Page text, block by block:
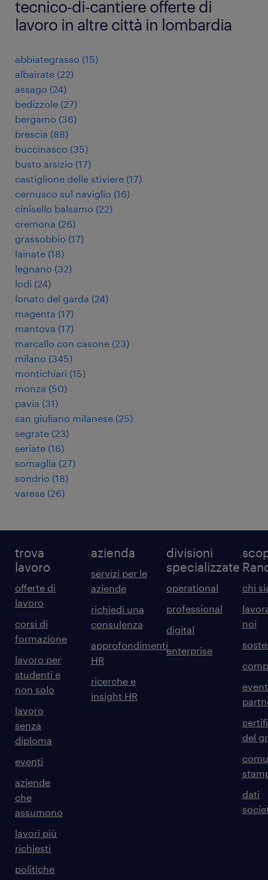
tecnico-di-cantiere offerte di
lavoro in altre città in lombardia
abbiategrasso (15)
albairate (22)
assago (24)
bedizzole (27)
bergamo (36)
brescia (88)
buccinasco (35)
busto arsizio (17)
castiglione delle stiviere (17)
cernusco sul naviglio (16)
cinisello balsamo (22)
cremona (26)
grassobbio (17)
lainate (18)
legnano (32)
lodi (24)
lonato del garda (24)
magenta (17)
mantova (17)
marcallo con casone (23)
milano (345)
montichiari (15)
monza (50)
pavia (31)
san giuliano milanese (25)
segrate (23)
seriate (16)
somaglia (27)
sondrio (18)
varese (26)
trova
lavoro
offerte di
lavoro
corsi di
formazione
lavoro per
studenti e
non solo
lavoro
senza
diploma
eventi
aziende
che
assumono
lavori più
richiesti
politiche
azienda
servizi per le
aziende
richiedi una
consulenza
approfondimenti
HR
ricerche e
insight HR
divisioni
specializzate
operational
professional
digital
enterprise
chi
noi
del
dati